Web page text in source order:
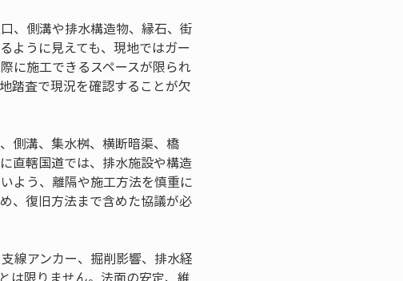
、側溝や排水構造物、縁石、街
ように見えても、現地ではガー
に施工できるスペースが限られ
踏査で現況を確認することが欠
側溝、集水桝、横断暗渠、橋
直轄国道では、排水施設や構造
よう、離隔や施工方法を慎重に
、復旧方法まで含めた協議が必
線アンカー、掘削影響、排水経
は限りません。法面の安定、維